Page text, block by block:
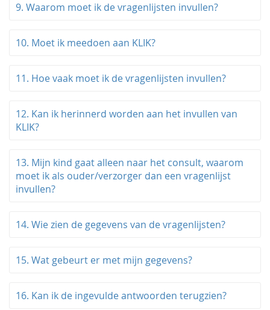
9. Waarom moet ik de vragenlijsten invullen?
10. Moet ik meedoen aan KLIK?
11. Hoe vaak moet ik de vragenlijsten invullen?
12. Kan ik herinnerd worden aan het invullen van
KLIK?
13. Mijn kind gaat alleen naar het consult, waarom
moet ik als ouder/verzorger dan een vragenlijst
invullen?
14. Wie zien de gegevens van de vragenlijsten?
15. Wat gebeurt er met mijn gegevens?
16. Kan ik de ingevulde antwoorden terugzien?